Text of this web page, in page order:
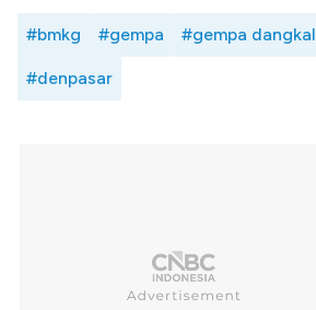
#bmkg #gempa #gempa dangkal
#denpasar